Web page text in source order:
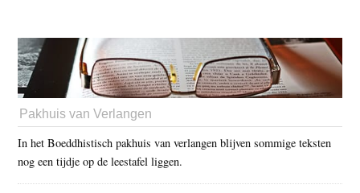
Pakhuis van Verlangen
In het Boeddhistisch pakhuis van verlangen blijven sommige teksten
nog een tijdje op de leestafel liggen.